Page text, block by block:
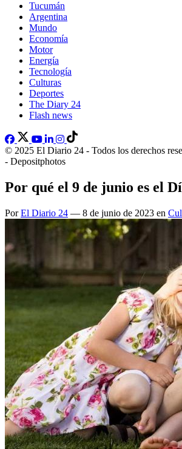
Tucumán
Argentina
Mundo
Economía
Motor
Energía
Tecnología
Culturas
Deportes
The Diary 24
Flash news
© 2025 El Diario 24 - Todos los derechos
- Depositphotos
Por qué el 9 de junio es el
PorEl Diario 24 — 8 de junio de 2023 en